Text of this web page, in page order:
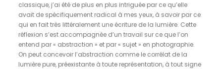
classique, j’ai été de plus en plus intriguée par ce qu’elle
avait de spécifiquement radical à mes yeux, à savoir par ce
qui en fait très littéralement une écriture de la lumière. Cette
réflexion s’est accompagnée d’un travail sur ce que l’on
entend par « abstraction » et par « sujet » en photographie.
On peut concevoir l’abstraction comme le corrélat de la
lumière pure, préexistante à toute représentation, à tout signe